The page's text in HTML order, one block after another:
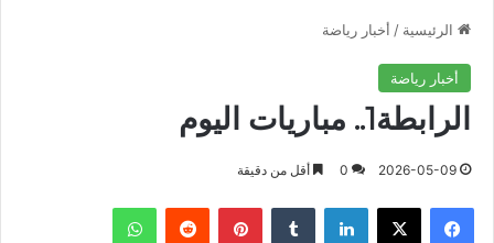
الرئيسية / أخبار رياضة
أخبار رياضة
الرابطة1.. مباريات اليوم
2026-05-09
0 أقل من دقيقة
فيسبوك X لينكدإن بينتيريست واتساب